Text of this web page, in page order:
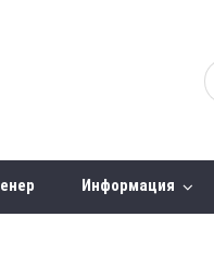
Информация